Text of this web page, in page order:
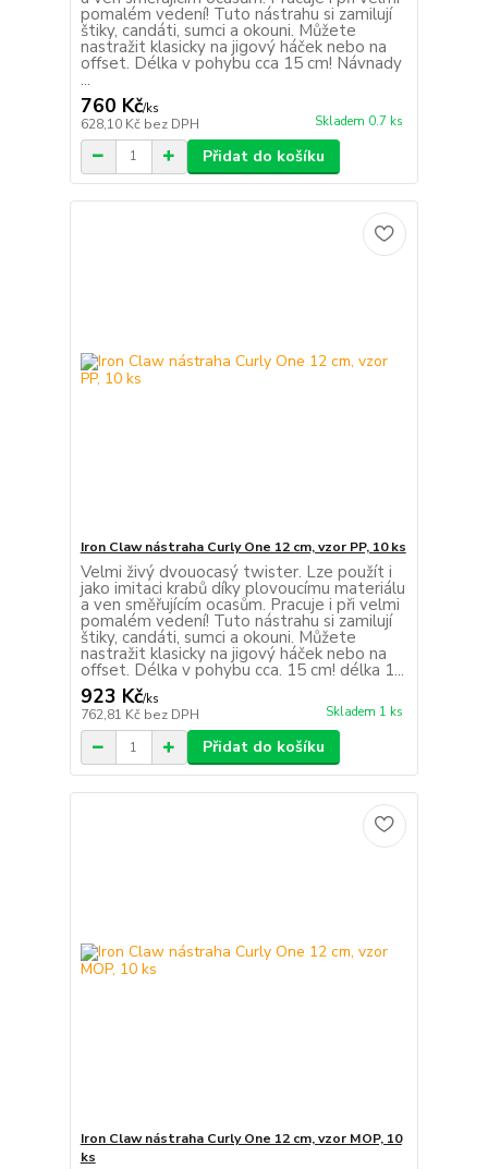
pomalém vedení! Tuto nástrahu si zamilují
štiky, candáti, sumci a okouni. Můžete
nastražit klasicky na jigový háček nebo na
offset. Délka v pohybu cca 15 cm! Návnady
...
760 Kč/ks
628,10 Kč bez DPH Skladem 0.7 ks
Přidat do košíku
Iron Claw nástraha Curly One 12 cm, vzor PP, 10 ks
Velmi živý dvouocasý twister. Lze použít i
jako imitaci krabů díky plovoucímu materiálu
a ven směřujícím ocasům. Pracuje i při velmi
pomalém vedení! Tuto nástrahu si zamilují
štiky, candáti, sumci a okouni. Můžete
nastražit klasicky na jigový háček nebo na
offset. Délka v pohybu cca. 15 cm! délka 1...
923 Kč/ks
762,81 Kč bez DPH Skladem 1 ks
Přidat do košíku
Iron Claw nástraha Curly One 12 cm, vzor MOP, 10
ks